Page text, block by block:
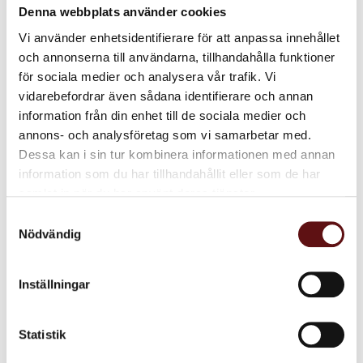
Denna webbplats använder cookies
Vi använder enhetsidentifierare för att anpassa innehållet
och annonserna till användarna, tillhandahålla funktioner
för sociala medier och analysera vår trafik. Vi
vidarebefordrar även sådana identifierare och annan
information från din enhet till de sociala medier och
annons- och analysföretag som vi samarbetar med.
Dessa kan i sin tur kombinera informationen med annan
information som du har tillhandahållit eller som de har
Nödvändig
Inställningar
Statistik
Lägg till i favoriter INFO
Vanilj, Grönt te
mandel.
90
Lägg till i favoriter